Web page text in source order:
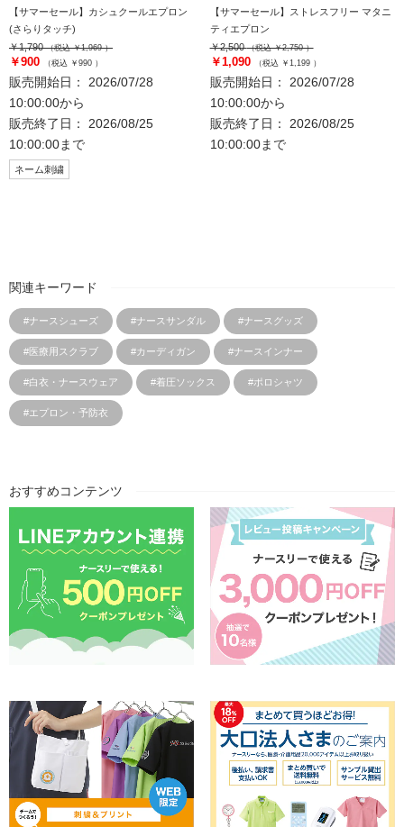
【サマーセール】カシュクールエプロン
(さらりタッチ)
￥1,790（税込 ￥1,969 ）
￥900 （税込 ￥990 ）
販売開始日： 2026/07/28
10:00:00から
販売終了日： 2026/08/25
10:00:00まで
ネーム刺繍
【サマーセール】ストレスフリー マタニ
ティエプロン
￥2,500（税込 ￥2,750 ）
￥1,090 （税込 ￥1,199 ）
販売開始日： 2026/07/28
10:00:00から
販売終了日： 2026/08/25
10:00:00まで
関連キーワード
#ナースシューズ #ナースサンダル #ナースグッズ
#医療用スクラブ #カーディガン #ナースインナー
#白衣・ナースウェア #着圧ソックス #ポロシャツ
#エプロン・予防衣
おすすめコンテンツ